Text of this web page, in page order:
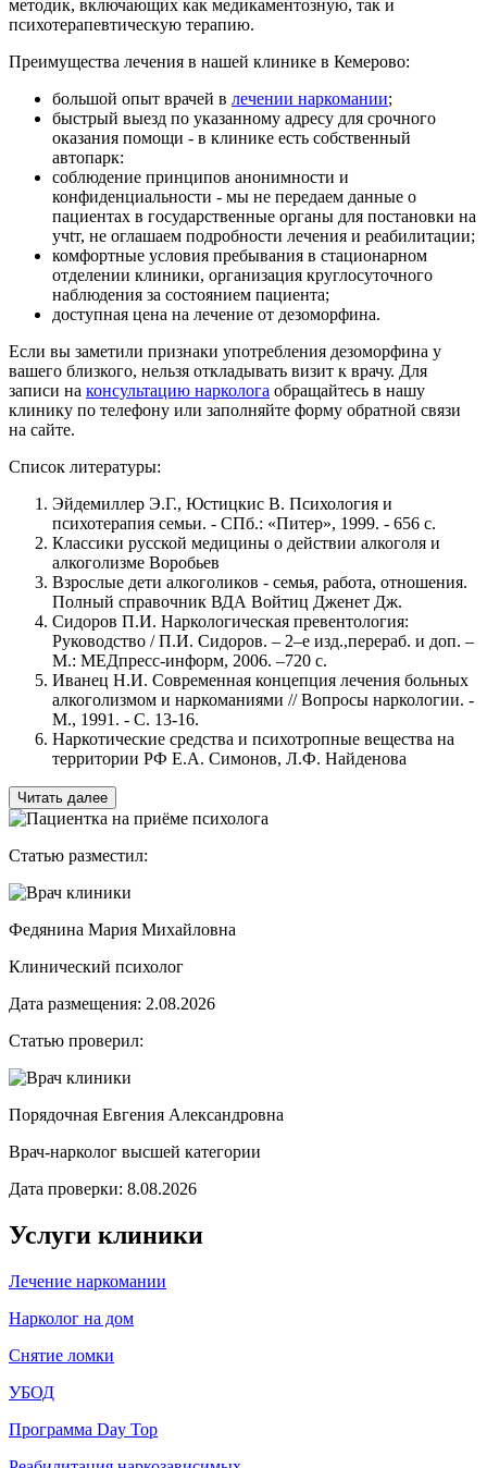
методик, включающих как медикаментозную, так и
психотерапевтическую терапию.
Преимущества лечения в нашей клинике в Кемерово:
большой опыт врачей в лечении наркомании;
быстрый выезд по указанному адресу для срочного
оказания помощи - в клинике есть собственный
автопарк:
соблюдение принципов анонимности и
конфиденциальности - мы не передаем данные о
пациентах в государственные органы для постановки на
учtт, не оглашаем подробности лечения и реабилитации;
комфортные условия пребывания в стационарном
отделении клиники, организация круглосуточного
наблюдения за состоянием пациента;
доступная цена на лечение от дезоморфина.
Если вы заметили признаки употребления дезоморфина у
вашего близкого, нельзя откладывать визит к врачу. Для
записи на консультацию нарколога обращайтесь в нашу
клинику по телефону или заполняйте форму обратной связи
на сайте.
Список литературы:
Эйдемиллер Э.Г., Юстицкис В. Психология и
психотерапия семьи. - СПб.: «Питер», 1999. - 656 с.
Классики русской медицины о действии алкоголя и
алкоголизме Воробьев
Взрослые дети алкоголиков - семья, работа, отношения.
Полный справочник ВДА Войтиц Дженет Дж.
Сидоров П.И. Наркологическая превентология:
Руководство / П.И. Сидоров. – 2–е изд.,перераб. и доп. –
М.: МЕДпресс-информ, 2006. –720 с.
Иванец Н.И. Современная концепция лечения больных
алкоголизмом и наркоманиями // Вопросы наркологии. -
М., 1991. - С. 13-16.
Наркотические средства и психотропные вещества на
территории РФ Е.А. Симонов, Л.Ф. Найденова
Читать далее
Статью разместил:
Федянина Мария Михайловна
Клинический психолог
Дата размещения: 2.08.2026
Статью проверил:
Порядочная Евгения Александровна
Врач-нарколог высшей категории
Дата проверки: 8.08.2026
Услуги клиники
Лечение наркомании
Нарколог на дом
Снятие ломки
УБОД
Программа Day Top